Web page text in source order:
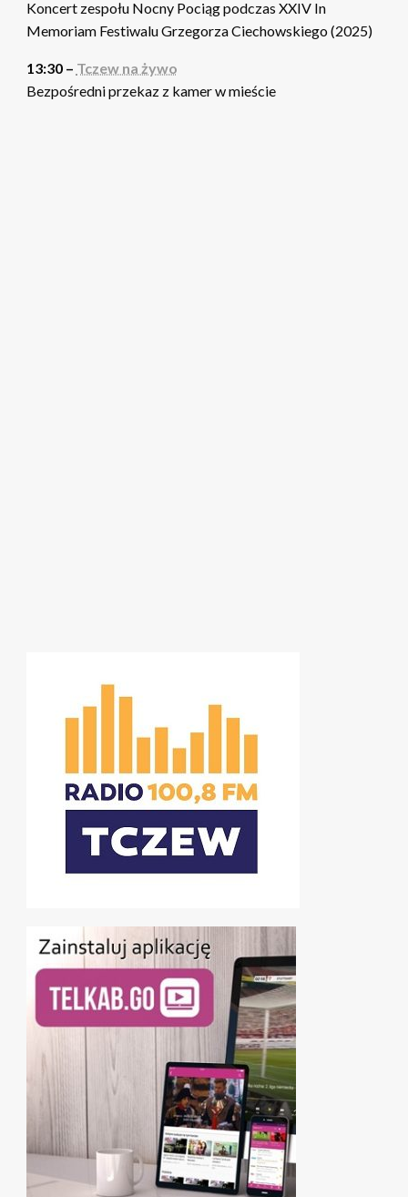
Koncert zespołu Nocny Pociąg podczas XXIV In
Memoriam Festiwalu Grzegorza Ciechowskiego (2025)
13:30 – Tczew na żywo
Bezpośredni przekaz z kamer w mieście